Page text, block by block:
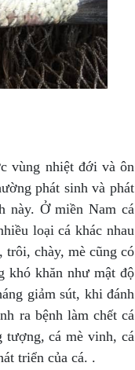
vùng nhiệt đới và ôn
phát sinh và phát
này. Ở miền Nam cá
loại cá khác nhau
trôi, chày, mè cũng có
khó khăn như mật độ
giảm sút, khi đánh
ra bệnh làm chết cá
tượng, cá mè vinh, cá
triển của cá. .